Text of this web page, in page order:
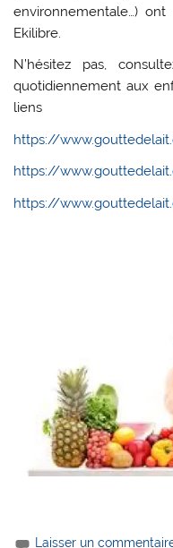
environnementale…)
Ekilibre.
N’hésitez pas,
quotidiennement aux
liens
https://
https://
https://
Laisser un